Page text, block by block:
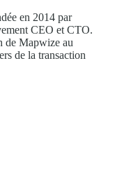
en 2014 par
CEO et CTO.
de Mapwize au
de la transaction